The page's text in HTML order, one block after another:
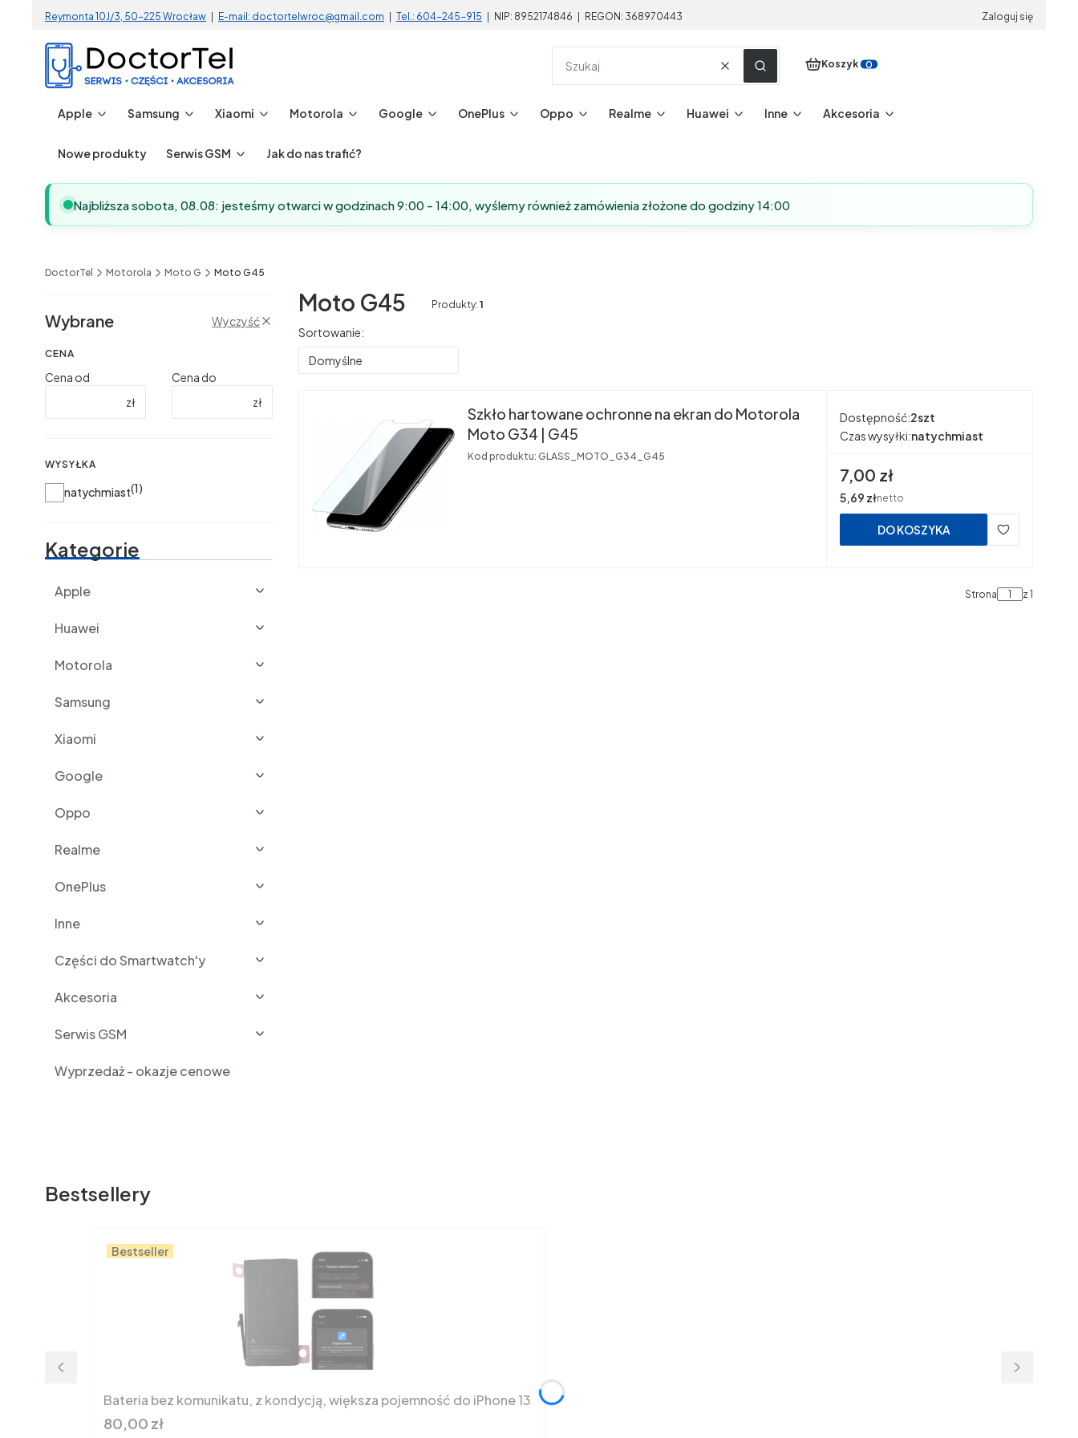
Reymonta 10J/3, 50-225 Wrocław E-mail: doctortelwroc@gmail.com Tel.: 604-245-915 | NIP: 8952174846 | REGON: 368970443 Zaloguj się
WyczyśćSzukaj Produkty w koszyku: 0. Zobacz szczegóły
Koszyk
Apple Samsung Xiaomi Motorola Google OnePlus Oppo Realme Huawei Inne Akcesoria
Nowe produkty Serwis GSM Jak do nas trafić?
Najbliższa sobota, 08.08: jesteśmy otwarci w godzinach 9:00 - 14:00, wyślemy również zamówienia złożone do godziny 14:00
DoctorTel Motorola Moto G Moto G45
Wybrane Wyczyść
CENA
Cena od
zł
Cena do
zł
WYSYŁKA
Wysyłka
natychmiast 1
Kategorie
Apple
Huawei
Motorola
Samsung
Xiaomi
Google
Oppo
Realme
OnePlus
Inne
Części do Smartwatch'y
Akcesoria
Serwis GSM
Wyprzedaż - okazje cenowe
Moto G45 Produkty: 1
Lista produktów
Sortowanie:
Domyślne
Szkło hartowane ochronne na ekran do Motorola
Moto G34 | G45
Kod produktu: GLASS_MOTO_G34_G45
Dostępność:2szt
Czas wysyłki:natychmiast
Cena
7,00 zł
Cena
5,69 złnetto
DO KOSZYKA
Strona z 1
Bestsellery
Bestseller
Bateria bez komunikatu, z kondycją, większa pojemność do iPhone 13
Cena
80,00 zł